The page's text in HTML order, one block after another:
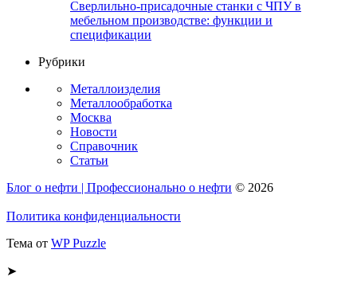
Сверлильно-присадочные станки с ЧПУ в
мебельном производстве: функции и
спецификации
Рубрики
Металлоизделия
Металлообработка
Москва
Новости
Справочник
Статьи
Блог о нефти | Профессионально о нефти © 2026
Политика конфиденциальности
Тема от WP Puzzle
➤